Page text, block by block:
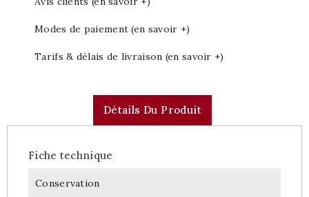
Modes de paiement (en savoir +)
Tarifs & délais de livraison (en savoir +)
Détails Du Produit
Fiche technique
Conservation